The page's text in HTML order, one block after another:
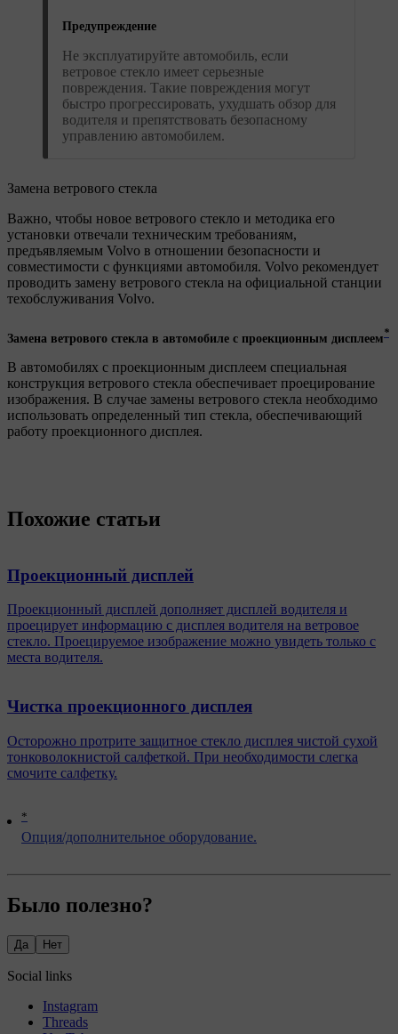
Предупреждение
Не эксплуатируйте автомобиль, если
ветровое стекло имеет серьезные
повреждения. Такие повреждения могут
быстро прогрессировать, ухудшать обзор для
водителя и препятствовать безопасному
управлению автомобилем.
Замена ветрового стекла
Важно, чтобы новое ветрового стекло и методика его
установки отвечали техническим требованиям,
предъявляемым Volvo в отношении безопасности и
совместимости с функциями автомобиля. Volvo рекомендует
проводить замену ветрового стекла на официальной станции
техобслуживания Volvo.
Замена ветрового стекла в автомобиле с проекционным дисплеем*
В автомобилях с проекционным дисплеем специальная
конструкция ветрового стекла обеспечивает проецирование
изображения. В случае замены ветрового стекла необходимо
использовать определенный тип стекла, обеспечивающий
работу проекционного дисплея.
*
Опция/дополнительное оборудование.
Похожие статьи
Проекционный дисплей
Проекционный дисплей дополняет дисплей водителя и
проецирует информацию с дисплея водителя на ветровое
стекло. Проецируемое изображение можно увидеть только с
места водителя.
Чистка проекционного дисплея
Осторожно протрите защитное стекло дисплея чистой сухой
тонковолокнистой салфеткой. При необходимости слегка
смочите салфетку.
Было полезно?
Да Нет